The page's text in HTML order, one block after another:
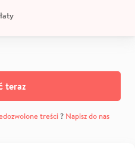
teraz
treści? Napisz do nas